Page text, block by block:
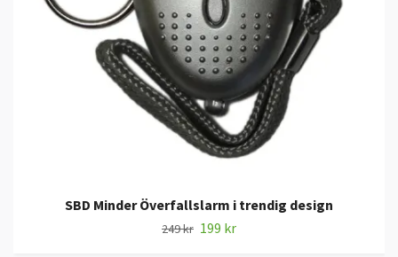
SBD Minder Överfallslarm i trendig design
249 kr 199 kr